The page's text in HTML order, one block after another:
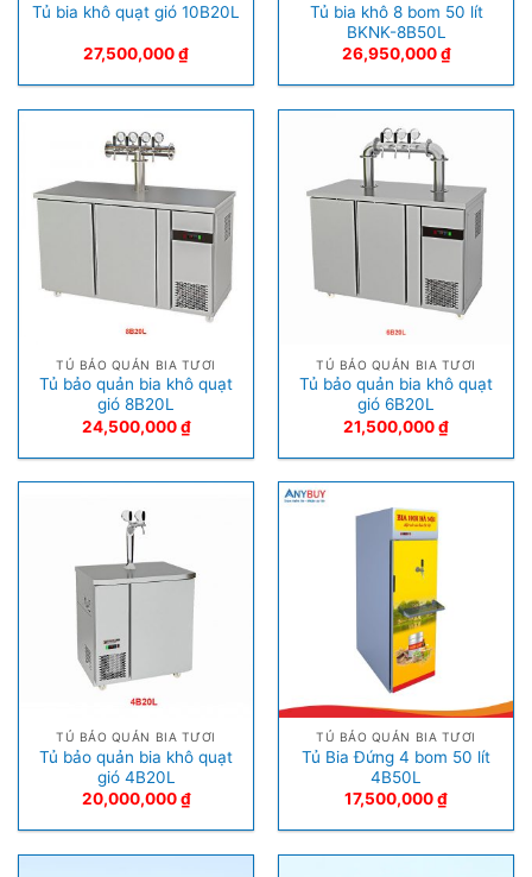
Tủ bia khô quạt gió 10B20L
27,500,000₫
Tủ bia khô 8 bom 50 lít
BKNK-8B50L
26,950,000₫
TỦ BẢO QUẢN BIA TƯƠI
Tủ bảo quản bia khô quạt
gió 8B20L
24,500,000₫
TỦ BẢO QUẢN BIA TƯƠI
Tủ bảo quản bia khô quạt
gió 6B20L
21,500,000₫
TỦ BẢO QUẢN BIA TƯƠI
Tủ bảo quản bia khô quạt
gió 4B20L
20,000,000₫
TỦ BẢO QUẢN BIA TƯƠI
Tủ Bia Đứng 4 bom 50 lít
4B50L
17,500,000₫